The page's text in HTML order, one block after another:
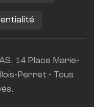
14 Place Marie-
Perret - Tous